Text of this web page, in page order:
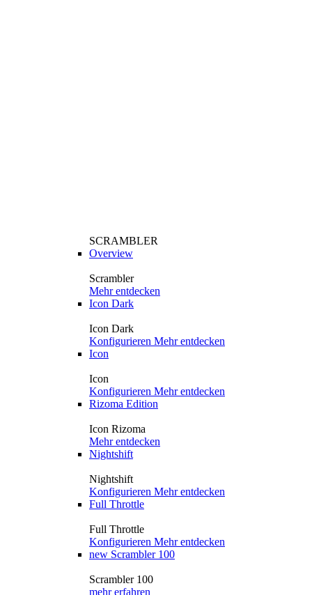
SCRAMBLER
Overview
Scrambler
Mehr entdecken
Icon Dark
Icon Dark
Konfigurieren Mehr entdecken
Icon
Icon
Konfigurieren Mehr entdecken
Rizoma Edition
Icon Rizoma
Mehr entdecken
Nightshift
Nightshift
Konfigurieren Mehr entdecken
Full Throttle
Full Throttle
Konfigurieren Mehr entdecken
new Scrambler 100
Scrambler 100
mehr erfahren